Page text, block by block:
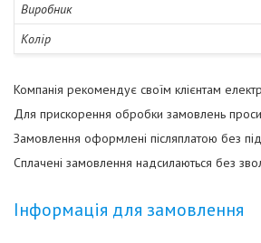
Виробник
Колір
Компанія рекомендує своїм клієнтам
Для прискорення обробки замовлень
Замовлення оформлені післяплатою без
Сплачені замовлення надсилаються без
Інформація для замовлення